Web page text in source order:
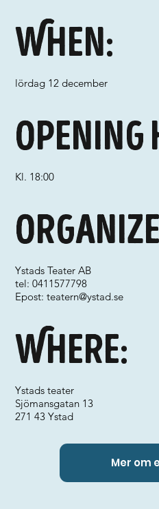
When:
lördag 12 december
Where:
Ystads Teater AB
tel: 0411577798
Epost:teatern@ystad.se
Ystads teater
Sjömansgatan 13
271 43 Ystad
Kl. 18:00
Mer om